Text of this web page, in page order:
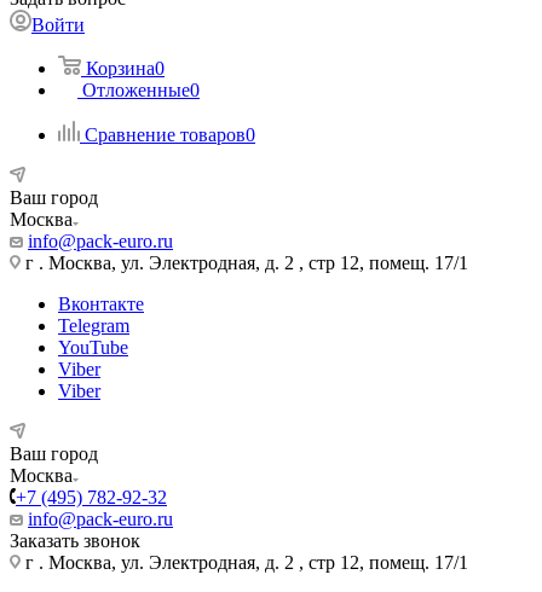
Войти
Корзина0
Отложенные0
Сравнение товаров0
Ваш город
Москва
info@pack-euro.ru
г . Москва, ул. Электродная, д. 2 , стр 12, помещ. 17/1
Вконтакте
Telegram
YouTube
Viber
Viber
Ваш город
Москва
+7 (495) 782-92-32
info@pack-euro.ru
Заказать звонок
г . Москва, ул. Электродная, д. 2 , стр 12, помещ. 17/1